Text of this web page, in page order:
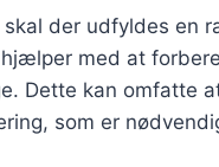
der udfyldes en
med at
Dette kan omfatte
som er